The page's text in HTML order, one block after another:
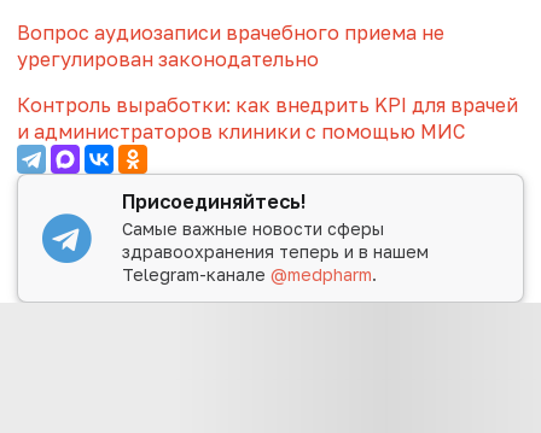
Вопрос аудиозаписи врачебного приема не
урегулирован законодательно
Контроль выработки: как внедрить KPI для врачей
и администраторов клиники с помощью МИС
Присоединяйтесь!
Самые важные новости сферы
здравоохранения теперь и в нашем
Telegram-канале@medpharm.